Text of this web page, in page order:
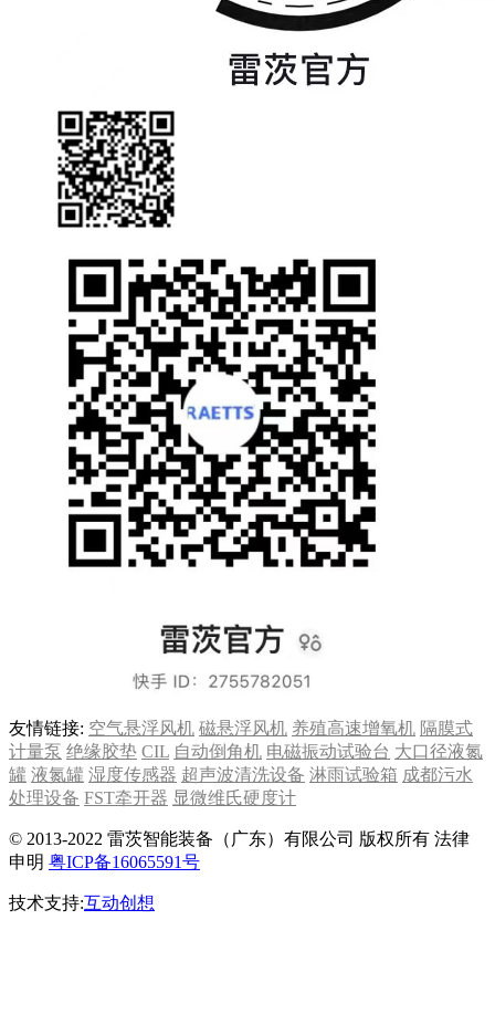
友情链接: 空气悬浮风机 磁悬浮风机 养殖高速增氧机 隔膜式
计量泵 绝缘胶垫 CIL 自动倒角机 电磁振动试验台 大口径液氮
罐 液氮罐 湿度传感器 超声波清洗设备 淋雨试验箱 成都污水
处理设备 FST牵开器 显微维氏硬度计
© 2013-2022 雷茨智能装备（广东）有限公司 版权所有 法律
申明 粤ICP备16065591号
技术支持:互动创想